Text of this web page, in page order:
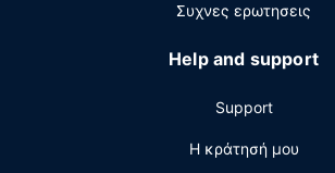
την πόλη (Μπέρλινγκτον); Αυτό το
χώρο που είναι 93 τετραγωνικά μέτρα
ένα συνεδριακό κέντρο και μια αίθουσα
Συχνες ερωτησεις
Help and support
Support
Η κράτησή μου